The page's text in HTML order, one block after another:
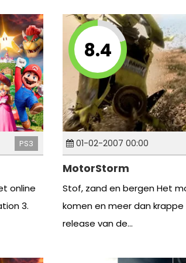
PS3
online
3.
8.4
01-02-2007 00:00
MotorStorm
Stof, zand en bergen Het
komen en meer dan
release van de...